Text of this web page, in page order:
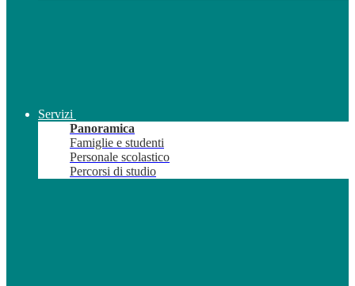
Servizi
Panoramica
Famiglie e studenti
Personale scolastico
Percorsi di studio